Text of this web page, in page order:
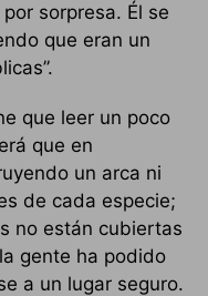
sorpresa. Él se
que eran un
que leer un poco
que en
un arca ni
de cada especie;
no están cubiertas
gente ha podido
a un lugar seguro.